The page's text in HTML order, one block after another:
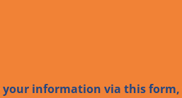
information via this form,